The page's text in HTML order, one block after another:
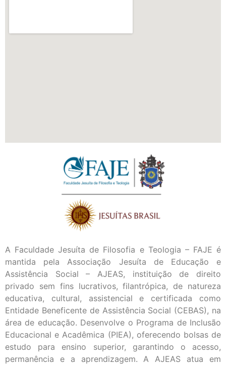
A Faculdade Jesuíta de Filosofia e Teologia – FAJE é
mantida pela Associação Jesuíta de Educação e
Assistência Social – AJEAS, instituição de direito
privado sem fins lucrativos, filantrópica, de natureza
educativa, cultural, assistencial e certificada como
Entidade Beneficente de Assistência Social (CEBAS), na
área de educação. Desenvolve o Programa de Inclusão
Educacional e Acadêmica (PIEA), oferecendo bolsas de
estudo para ensino superior, garantindo o acesso,
permanência e a aprendizagem. A AJEAS atua em